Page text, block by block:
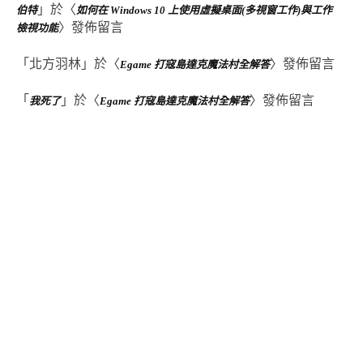
伯特」於〈如何在 Windows 10 上使用虛擬桌面(多視窗工作)與工作
檢視功能〉發佈留言
「 北方羽林 」於〈Egame 打寇島達克魔法村全解答〉發佈留言
「 我死了」於〈Egame 打寇島達克魔法村全解答〉發佈留言